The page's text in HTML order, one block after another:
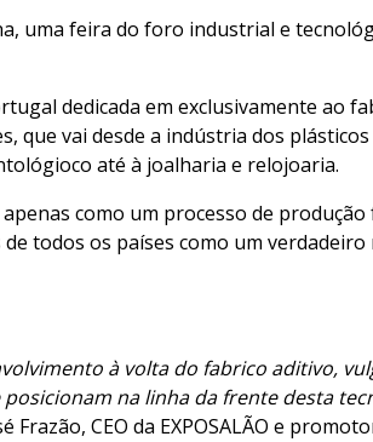
uma feira do foro industrial e
dedicada em exclusivamente ao
que vai desde a indústria dos
até à joalharia e relojoaria.
como um processo de
todos os países como um
à volta do fabrico aditivo,
na linha da frente desta
Frazão, CEO da EXPOSALÃO e